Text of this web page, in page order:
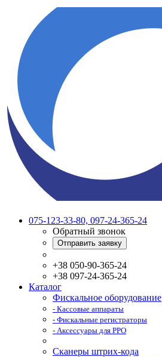
075-123-33-80, 097-24-365-24
Обратный звонок
Отправить заявку
+38 050-90-365-24
+38 097-24-365-24
Каталог
Фискальное оборудование
- Кассовые аппараты
- Фискальные регистраторы
- Аксессуары для РРО
Сканеры штрих-кода